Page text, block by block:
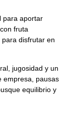
para aportar
fruta
disfrutar en
jugosidad y un
empresa, pausas
equilibrio y